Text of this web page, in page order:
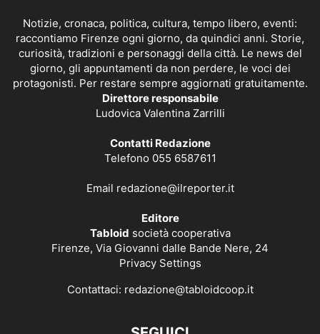
Notizie, cronaca, politica, cultura, tempo libero, eventi:
raccontiamo Firenze ogni giorno, da quindici anni. Storie,
curiosità, tradizioni e personaggi della città. Le news del
giorno, gli appuntamenti da non perdere, le voci dei
protagonisti. Per restare sempre aggiornati gratuitamente.
Direttore responsabile
Ludovica Valentina Zarrilli
Contatti Redazione
Telefono 055 6587611
Email redazione@ilreporter.it
Editore
Tabloid società cooperativa
Firenze, Via Giovanni dalle Bande Nere, 24
Privacy Settings
Contattaci: redazione@tabloidcoop.it